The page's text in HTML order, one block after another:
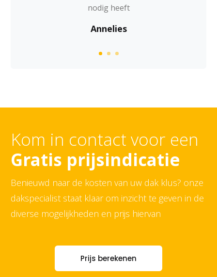
nodig heeft
Annelies
Kom in contact voor een
Gratis prijsindicatie
Benieuwd naar de kosten van uw dak klus? onze
dakspecialist staat klaar om inzicht te geven in de
diverse mogelijkheden en prijs hiervan
Prijs berekenen